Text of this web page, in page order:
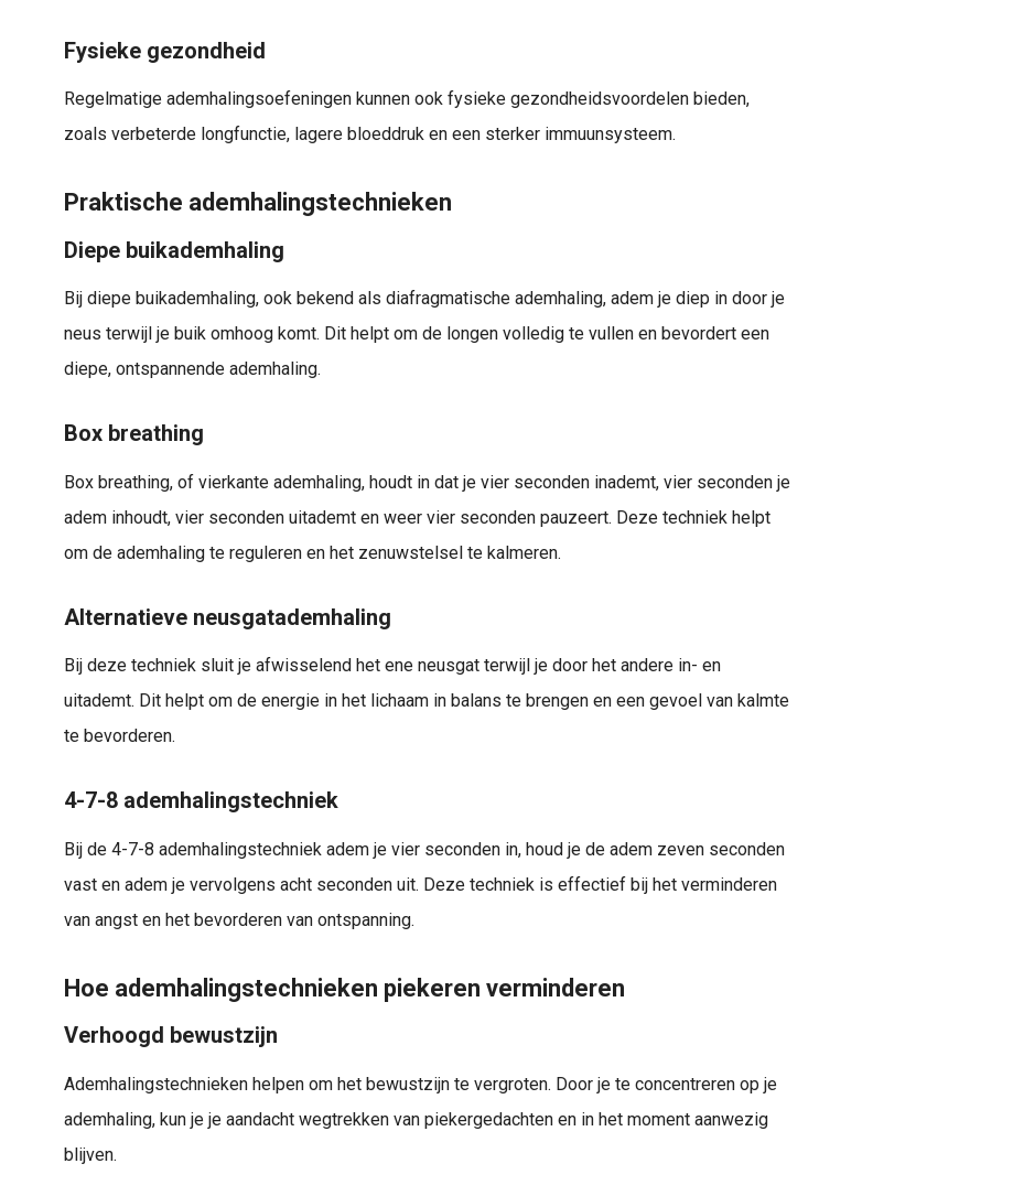
Fysieke gezondheid
Regelmatige ademhalingsoefeningen kunnen ook fysieke gezondheidsvoordelen bieden,
zoals verbeterde longfunctie, lagere bloeddruk en een sterker immuunsysteem.
Praktische ademhalingstechnieken
Diepe buikademhaling
Bij diepe buikademhaling, ook bekend als diafragmatische ademhaling, adem je diep in door je
neus terwijl je buik omhoog komt. Dit helpt om de longen volledig te vullen en bevordert een
diepe, ontspannende ademhaling.
Box breathing
Box breathing, of vierkante ademhaling, houdt in dat je vier seconden inademt, vier seconden je
adem inhoudt, vier seconden uitademt en weer vier seconden pauzeert. Deze techniek helpt
om de ademhaling te reguleren en het zenuwstelsel te kalmeren.
Alternatieve neusgatademhaling
Bij deze techniek sluit je afwisselend het ene neusgat terwijl je door het andere in- en
uitademt. Dit helpt om de energie in het lichaam in balans te brengen en een gevoel van kalmte
te bevorderen.
4-7-8 ademhalingstechniek
Bij de 4-7-8 ademhalingstechniek adem je vier seconden in, houd je de adem zeven seconden
vast en adem je vervolgens acht seconden uit. Deze techniek is effectief bij het verminderen
van angst en het bevorderen van ontspanning.
Hoe ademhalingstechnieken piekeren verminderen
Verhoogd bewustzijn
Ademhalingstechnieken helpen om het bewustzijn te vergroten. Door je te concentreren op je
ademhaling, kun je je aandacht wegtrekken van piekergedachten en in het moment aanwezig
blijven.